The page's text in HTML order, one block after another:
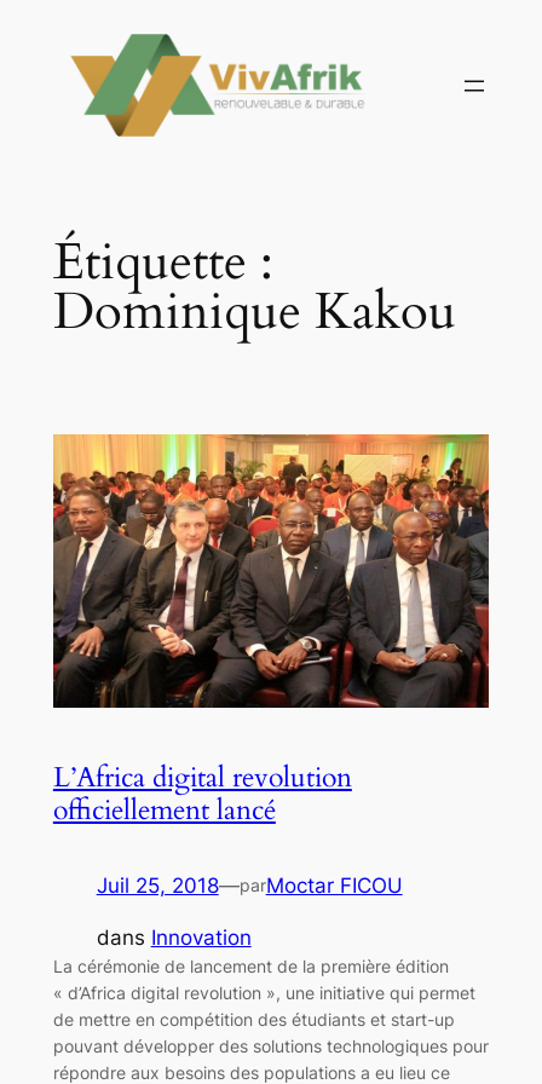
contenu
Étiquette :
Dominique Kakou
L’Africa digital revolution
officiellement lancé
Juil 25, 2018—parMoctar FICOU
dans Innovation
La cérémonie de lancement de la première édition
« d’Africa digital revolution », une initiative qui permet
de mettre en compétition des étudiants et start-up
pouvant développer des solutions technologiques pour
répondre aux besoins des populations a eu lieu ce